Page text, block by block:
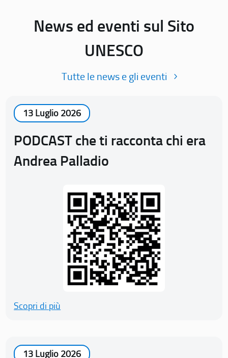
News ed eventi sul Sito
UNESCO
Tutte le news e gli eventi
13 Luglio 2026
PODCAST che ti racconta chi era
Andrea Palladio
Scopri di più
13 Luglio 2026